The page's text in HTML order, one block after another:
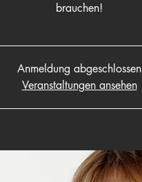
brauchen!
Anmeldung abgeschlossen
Veranstaltungen ansehen